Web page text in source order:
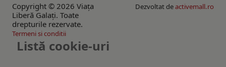
Copyright © 2026 Viaţa
Liberă Galaţi. Toate
drepturile rezervate.
Dezvoltat deactivemall.ro
Termeni si conditii
Listă cookie-uri